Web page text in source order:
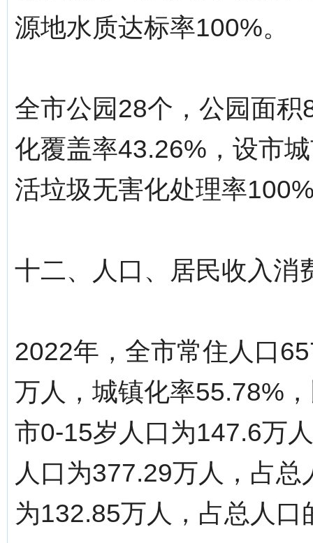
源地水质达标率100%。
全市公园28个，公园面
化覆盖率43.26%，设市
活垃圾无害化处理率
十二、人口、居民收入消
2022年，全市常住人口
万人，城镇化率55.78%
市0-15岁人口为147.6万
人口为377.29万人，占
为132.85万人，占总人口